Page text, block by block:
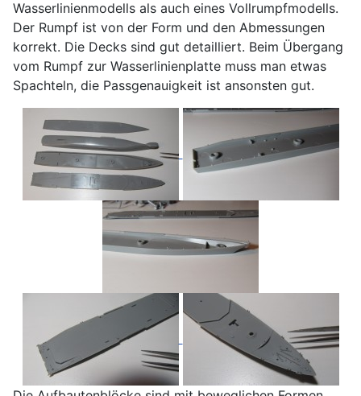
Wasserlinienmodells als auch eines Vollrumpfmodells.
Der Rumpf ist von der Form und den Abmessungen
korrekt. Die Decks sind gut detailliert. Beim Übergang
vom Rumpf zur Wasserlinienplatte muss man etwas
Spachteln, die Passgenauigkeit ist ansonsten gut.